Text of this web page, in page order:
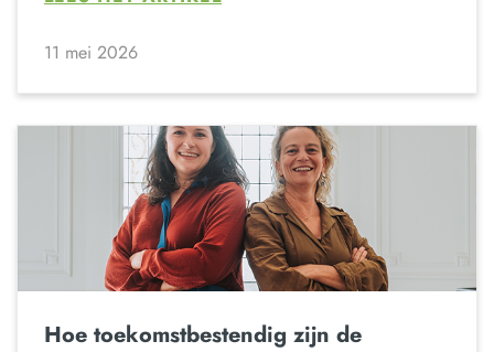
11 mei 2026
Hoe toekomstbestendig zijn de